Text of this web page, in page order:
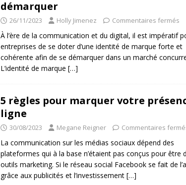
démarquer
26/11/2023 Holly Jimenez Commentaires fermés
À l’ère de la communication et du digital, il est impératif
entreprises de se doter d’une identité de marque forte et
cohérente afin de se démarquer dans un marché
L’identité de marque […]
5 règles pour marquer votre
ligne
30/08/2023 Megane Reigner Commentaires
La communication sur les médias sociaux dépend des
plateformes qui à la base n’étaient pas conçus pour être
outils marketing. Si le réseau social Facebook se fait de
grâce aux publicités et l’investissement […]